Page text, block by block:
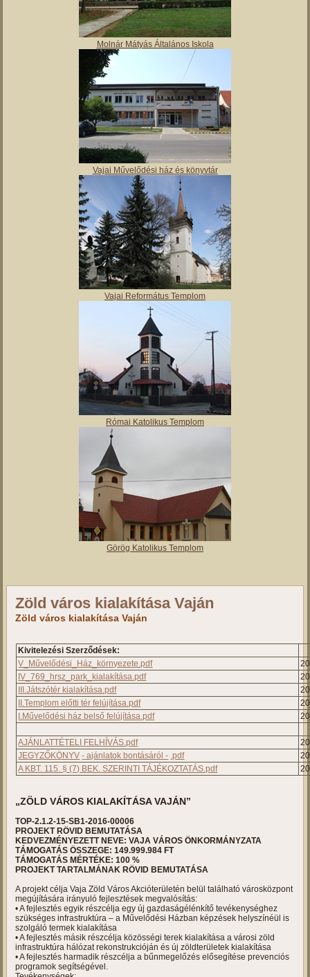
Molnár Mátyás Általános Iskola
Vajai Művelődési ház és könyvtár
Vajai Református Templom
Római Katolikus Templom
Görög Katolikus Templom
Zöld város kialakítása Vaján
Zöld város kialakítása Vaján
Kivitelezési Szerződések:
V_Művelődési_Ház_környezete.pdf
IV_769_hrsz_park_kialakítása.pdf
III.Játszótér kialakítása.pdf
II.Templom előtti tér felújítása.pdf
I.Művelődési ház belső felújítása.pdf
AJÁNLATTÉTELI FELHÍVÁS.pdf
JEGYZŐKÖNYV - ajánlatok bontásáról - .pdf
A KBT. 115. § (7) BEK. SZERINTI TÁJÉKOZTATÁS.pdf
„ZÖLD VÁROS KIALAKÍTÁSA VAJÁN”
TOP-2.1.2-15-SB1-2016-00006
PROJEKT RÖVID BEMUTATÁSA
KEDVEZMÉNYEZETT NEVE: VAJA VÁROS ÖNKORMÁNYZATA
TÁMOGATÁS ÖSSZEGE: 149.999.984 FT
TÁMOGATÁS MÉRTÉKE: 100 %
PROJEKT TARTALMÁNAK RÖVID BEMUTATÁSA
A projekt célja Vaja Zöld Város Akcióterületén belül található városközpont
megújítására irányuló fejlesztések megvalósítás:
• A fejlesztés egyik részcélja egy új gazdaságélénkítő tevékenységhez
szükséges infrastruktúra – a Művelődési Házban képzések helyszínéül is
szolgáló termek kialakítása
• A fejlesztés másik részcélja közösségi terek kialakítása a városi zöld
infrastruktúra hálózat rekonstrukcióján és új zöldterületek kialakítása
• A fejlesztés harmadik részcélja a bűnmegelőzés elősegítése prevenciós
programok segítségével.